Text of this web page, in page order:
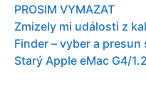
PROSIM VYMAZAT
Zmizely mi události z
Finder – vyber a
Starý Apple eMac G4/